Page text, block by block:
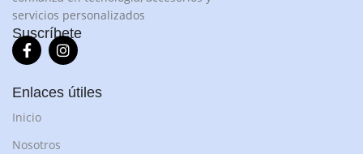
servicios personalizados
Suscríbete
Enlaces útiles
Inicio
Nosotros